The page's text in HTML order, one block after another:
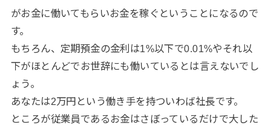
がお金に働いてもらいお金を稼ぐということになるので
す。
もちろん、定期預金の金利は1%以下で0.01%やそれ以
下がほとんどでお世辞にも働いているとは言えないでし
ょう。
あなたは2万円という働き手を持ついわば社長です。
ところが従業員であるお金はさぼっているだけで大した